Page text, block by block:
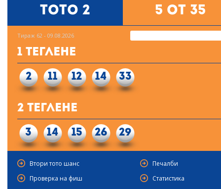
Тото 2 5 от 35
Тираж 62 - 09.08.2026
1 Теглене
2 11 12 14 33
2 Теглене
3 14 15 26 29
Втори тото шанс
Печалби
Проверка на фиш
Статистика